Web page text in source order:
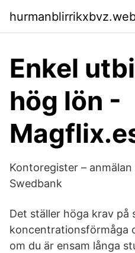
Enkel
hög lön -
Kontoregister –
Swedbank
Det ställer höga krav på
koncentrationsförmåga
om du är ensam långa